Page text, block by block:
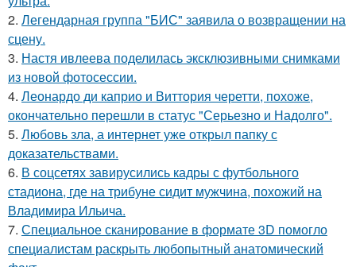
2. Легендарная группа "БИС" заявила о возвращении на
сцену.
3. Настя ивлеева поделилась эксклюзивными снимками
из новой фотосессии.
4. Леонардо ди каприо и Виттория черетти, похоже,
окончательно перешли в статус "Серьезно и Надолго".
5. Любовь зла, а интернет уже открыл папку с
доказательствами.
6. В соцсетях завирусились кадры с футбольного
стадиона, где на трибуне сидит мужчина, похожий на
Владимира Ильича.
7. Специальное сканирование в формате 3D помогло
специалистам раскрыть любопытный анатомический